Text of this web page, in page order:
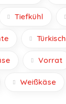
Tiefkühl
Türkisch
Vorrat
Weißkäse